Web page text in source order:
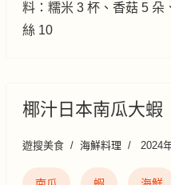
料：糯米 3 杯、香菇 5 朵
絲 10
椰汁日本南瓜大蝦
遊搜美食 海鮮料理 2024